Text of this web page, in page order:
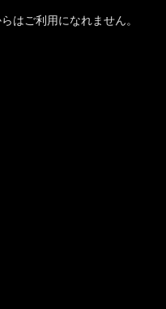
はご利用になれません。